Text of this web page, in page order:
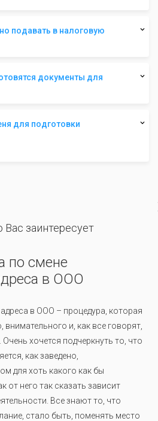
подавать в налоговую
документы для
для подготовки
заинтересует
по смене
в ООО
в ООО – процедура, которая
внимательного и, как все говорят,
хочется подчеркнуть то, что
как заведено,
для хоть какого как бы
от него так сказать зависит
Все знают то, что
стало быть, поменять место